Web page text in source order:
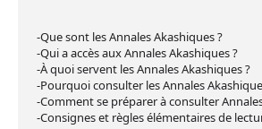
-Que sont les Annales Akashiques ?
-Qui a accès aux Annales Akashiques ?
-À quoi servent les Annales Akashiques ?
-Pourquoi consulter les Annales
-Comment se préparer à consulter
-Consignes et règles élémentaires de